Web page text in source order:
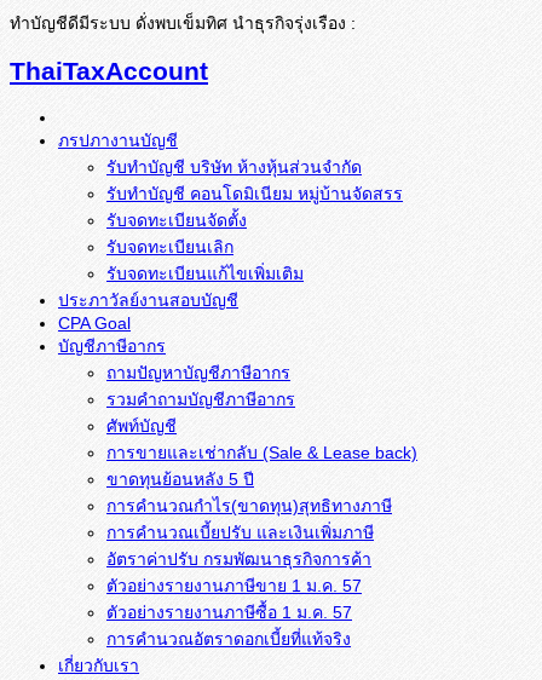
ทำบัญชีดีมีระบบ ดั่งพบเข็มทิศ นำธุรกิจรุ่งเรือง :
ThaiTaxAccount
ภรปภางานบัญชี
รับทำบัญชี บริษัท ห้างหุ้นส่วนจำกัด
รับทำบัญชี คอนโดมิเนียม หมู่บ้านจัดสรร
รับจดทะเบียนจัดตั้ง
รับจดทะเบียนเลิก
รับจดทะเบียนแก้ไขเพิ่มเติม
ประภาวัลย์งานสอบบัญชี
CPA Goal
บัญชีภาษีอากร
ถามปัญหาบัญชีภาษีอากร
รวมคำถามบัญชีภาษีอากร
ศัพท์บัญชี
การขายและเช่ากลับ (Sale & Lease back)
ขาดทุนย้อนหลัง 5 ปี
การคำนวณกำไร(ขาดทุน)สุทธิทางภาษี
การคำนวณเบี้ยปรับ และเงินเพิ่มภาษี
อัตราค่าปรับ กรมพัฒนาธุรกิจการค้า
ตัวอย่างรายงานภาษีขาย 1 ม.ค. 57
การคำนวณอัตราดอกเบี้ยที่แท้จริง
เกี่ยวกับเรา